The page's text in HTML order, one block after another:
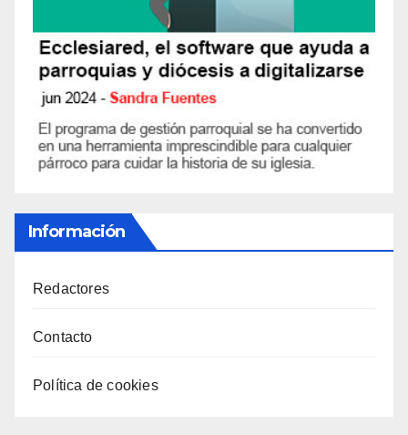
Información
Redactores
Contacto
Política de cookies